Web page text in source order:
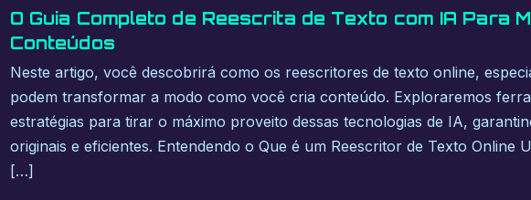
O Guia Completo de Reescrita de Texto com IA Para
Conteúdos
Neste artigo, você descobrirá como os reescritores de texto online,
podem transformar a modo como você cria conteúdo. Exploraremos
estratégias para tirar o máximo proveito dessas tecnologias de IA,
originais e eficientes. Entendendo o Que é um Reescritor de Texto Online
[…]